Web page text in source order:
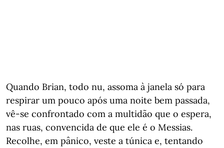
Quando Brian, todo nu, assoma à janela só para
respirar um pouco após uma noite bem passada,
vê-se confrontado com a multidão que o espera,
nas ruas, convencida de que ele é o Messias.
Recolhe, em pânico, veste a túnica e, tentando